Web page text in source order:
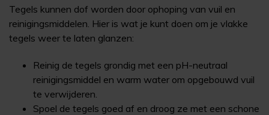
Tegels kunnen dof worden door ophoping van vuil en
reinigingsmiddelen. Hier is wat je kunt doen om je vlakke
tegels weer te laten glanzen:
Reinig de tegels grondig met een pH-neutraal
reinigingsmiddel en warm water om opgebouwd vuil
te verwijderen.
Spoel de tegels goed af en droog ze met een schone